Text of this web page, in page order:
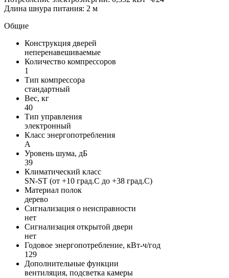
Длина шнура питания: 2 м
Общие
Конструкция дверей
неперенавешиваемые
Количество компрессоров
1
Тип компрессора
стандартный
Вес, кг
40
Тип управления
электронный
Класс энергопотребления
A
Уровень шума, дБ
39
Климатический класс
SN-ST (от +10 град.C до +38 град.C)
Материал полок
дерево
Сигнализация о неисправности
нет
Сигнализация открытой двери
нет
Годовое энергопотребление, кВт-ч/год
129
Дополнительные функции
вентиляция, подсветка камеры